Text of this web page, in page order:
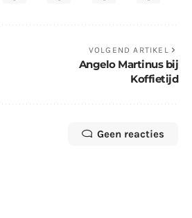
VOLGEND ARTIKEL
Angelo Martinus bij
Koffietijd
Geen reacties